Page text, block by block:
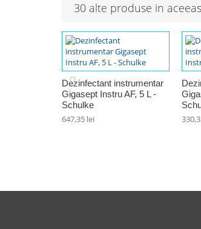
30 alte produse in
Dezinfectant instrumentar
Gigasept Instru AF, 5 L -
Schulke
647,35 lei